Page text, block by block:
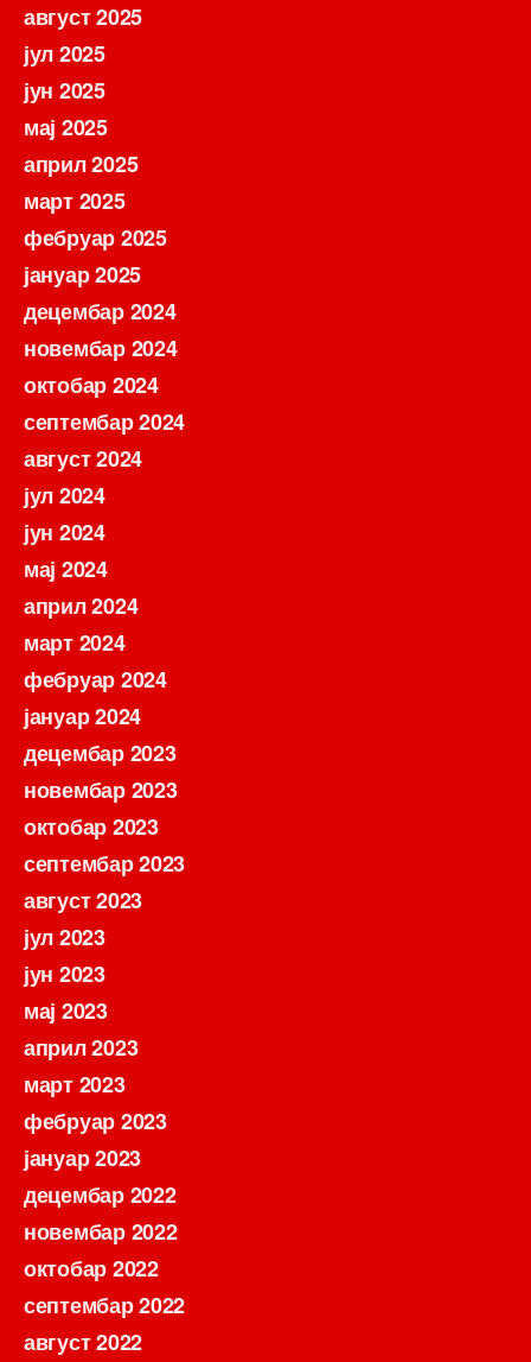
август 2025
јул 2025
јун 2025
мај 2025
април 2025
март 2025
фебруар 2025
јануар 2025
децембар 2024
новембар 2024
октобар 2024
септембар 2024
август 2024
јул 2024
јун 2024
мај 2024
април 2024
март 2024
фебруар 2024
јануар 2024
децембар 2023
новембар 2023
октобар 2023
септембар 2023
август 2023
јул 2023
јун 2023
мај 2023
април 2023
март 2023
фебруар 2023
јануар 2023
децембар 2022
новембар 2022
октобар 2022
септембар 2022
август 2022